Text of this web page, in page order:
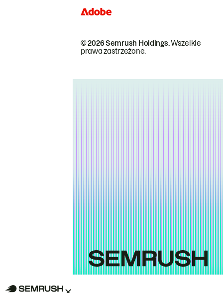
© 2026 Semrush Holdings.Wszelkie
prawa zastrzeżone.